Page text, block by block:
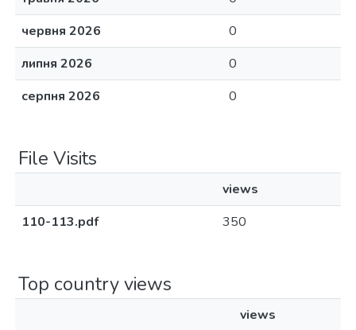
червня 2026
0
липня 2026
0
серпня 2026
0
File Visits
views
110-113.pdf
350
Top country views
views